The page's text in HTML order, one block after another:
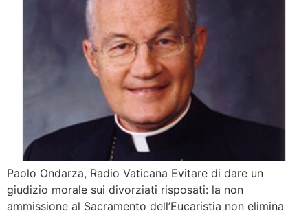
Paolo Ondarza, Radio Vaticana Evitare di dare un
giudizio morale sui divorziati risposati: la non
ammissione al Sacramento dell’Eucaristia non elimina